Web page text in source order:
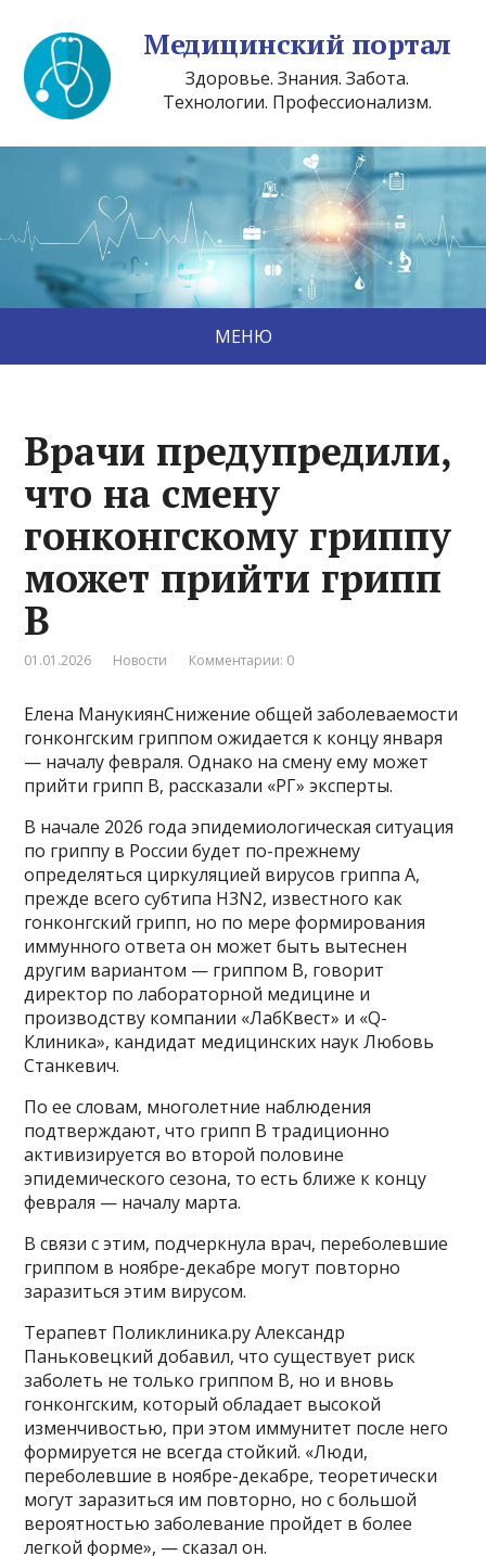
Медицинский портал
Здоровье. Знания. Забота.
Технологии. Профессионализм.
МЕНЮ
Врачи предупредили,
что на смену
гонконгскому гриппу
может прийти грипп
B
01.01.2026 Новости Комментарии: 0
Елена МанукиянСнижение общей заболеваемости
гонконгским гриппом ожидается к концу января
— началу февраля. Однако на смену ему может
прийти грипп B, рассказали «РГ» эксперты.
В начале 2026 года эпидемиологическая ситуация
по гриппу в России будет по-прежнему
определяться циркуляцией вирусов гриппа А,
прежде всего субтипа H3N2, известного как
гонконгский грипп, но по мере формирования
иммунного ответа он может быть вытеснен
другим вариантом — гриппом В, говорит
директор по лабораторной медицине и
производству компании «ЛабКвест» и «Q-
Клиника», кандидат медицинских наук Любовь
Станкевич.
По ее словам, многолетние наблюдения
подтверждают, что грипп В традиционно
активизируется во второй половине
эпидемического сезона, то есть ближе к концу
февраля — началу марта.
В связи с этим, подчеркнула врач, переболевшие
гриппом в ноябре-декабре могут повторно
заразиться этим вирусом.
Терапевт Поликлиника.ру Александр
Паньковецкий добавил, что существует риск
заболеть не только гриппом B, но и вновь
гонконгским, который обладает высокой
изменчивостью, при этом иммунитет после него
формируется не всегда стойкий. «Люди,
переболевшие в ноябре-декабре, теоретически
могут заразиться им повторно, но с большой
вероятностью заболевание пройдет в более
легкой форме», — сказал он.